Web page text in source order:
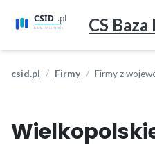
CS
csid.pl Firmy Firmy z